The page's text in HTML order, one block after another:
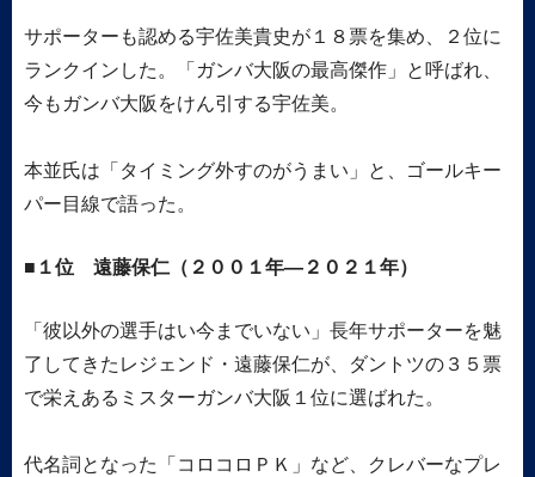
サポーターも認める宇佐美貴史が１８票を集め、２位に
ランクインした。「ガンバ大阪の最高傑作」と呼ばれ、
今もガンバ大阪をけん引する宇佐美。
本並氏は「タイミング外すのがうまい」と、ゴールキー
パー目線で語った。
１位 遠藤保仁（２００１年―２０２１年）
「彼以外の選手はい今までいない」長年サポーターを魅
了してきたレジェンド・遠藤保仁が、ダントツの３５票
で栄えあるミスターガンバ大阪１位に選ばれた。
代名詞となった「コロコロＰＫ」など、クレバーなプレ